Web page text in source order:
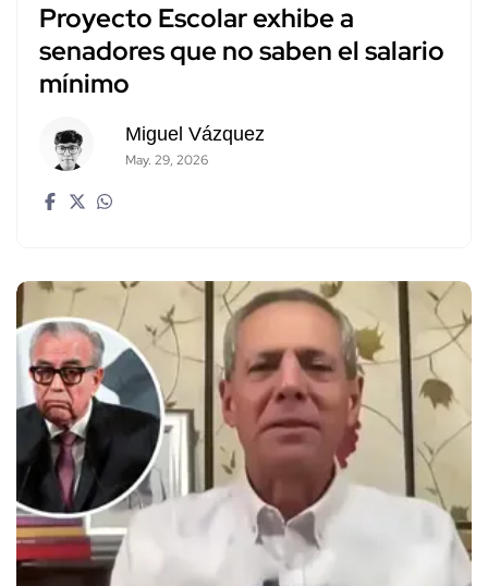
Proyecto Escolar exhibe a
senadores que no saben el salario
mínimo
Miguel Vázquez
May. 29, 2026